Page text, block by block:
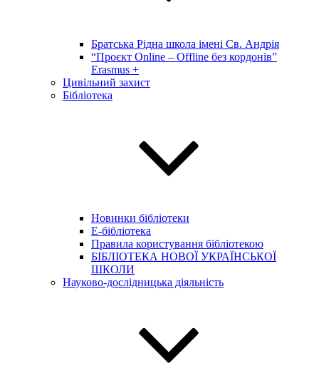
Братська Рідна школа імені Св. Андрія
“Проєкт Online – Offline без кордонів”
Erasmus +
Цивільний захист
Бібліотека
Новинки бібліотеки
E-бібліотека
Правила користування бібліотекою
БІБЛІОТЕКА НОВОЇ УКРАЇНСЬКОЇ
ШКОЛИ
Науково-дослідницька діяльність